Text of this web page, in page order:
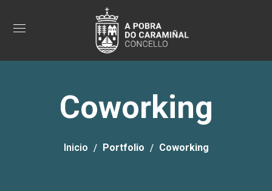
Coworking
Inicio Portfolio Coworking